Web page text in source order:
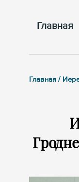
Главная
Главная /